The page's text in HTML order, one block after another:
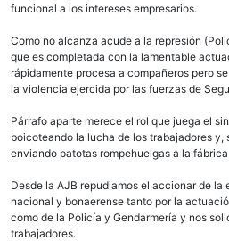
funcional a los intereses empresarios.
Como no alcanza acude a la represión
que es completada con la lamentable
rápidamente procesa a compañeros pero
la violencia ejercida por las fuerzas de
Párrafo aparte merece el rol que juega el
boicoteando la lucha de los trabajadores y,
enviando patotas rompehuelgas a la fábrica.
Desde la AJB repudiamos el accionar de la
nacional y bonaerense tanto por la
como de la Policía y Gendarmería y nos
trabajadores.